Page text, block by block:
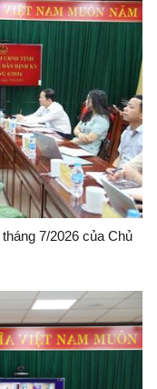
7/2026 của Chủ